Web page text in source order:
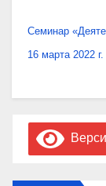
Семинар
16 марта 2022 г.